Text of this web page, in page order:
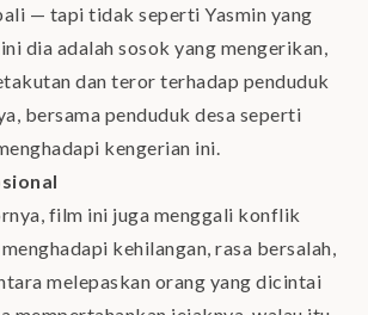
— tapi tidak seperti Yasmin yang
dia adalah sosok yang mengerikan,
dan teror terhadap penduduk
bersama penduduk desa seperti
kengerian ini.
film ini juga menggali konflik
kehilangan, rasa bersalah,
melepaskan orang yang dicintai